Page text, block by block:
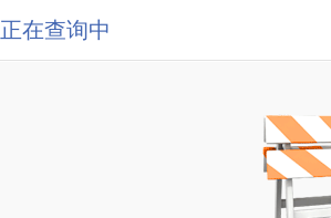
正在查询中